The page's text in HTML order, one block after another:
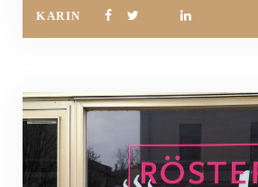
KARIN